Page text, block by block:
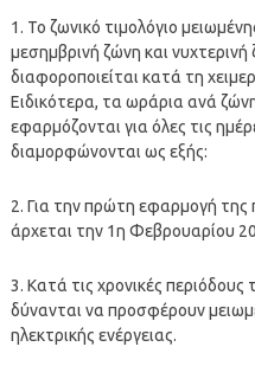
1. Το ζωνικό τιμολόγιο
μεσημβρινή ζώνη και
διαφοροποιείται κατά τη
Ειδικότερα, τα ωράρια ανά
εφαρμόζονται για όλες τις
διαμορφώνονται ως εξής:
2. Για την πρώτη εφαρμογή της
άρχεται την 1η Φεβρουαρίου
3. Κατά τις χρονικές
δύνανται να προσφέρουν
ηλεκτρικής ενέργειας.